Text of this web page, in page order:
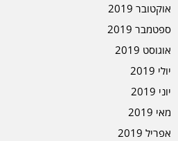
אוקטובר 2019
ספטמבר 2019
אוגוסט 2019
יולי 2019
יוני 2019
מאי 2019
אפריל 2019